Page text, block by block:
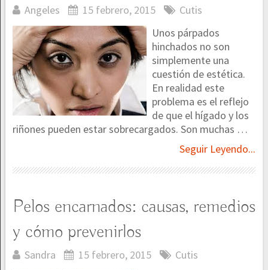
Angeles 15 febrero, 2015
Cutis
Unos párpados
hinchados no son
simplemente una
cuestión de estética.
En realidad este
problema es el reflejo
de que el hígado y los
riñones pueden estar sobrecargados. Son muchas …
Seguir Leyendo...
Pelos encarnados: causas, remedios
y cómo prevenirlos
Sandra 15 febrero, 2015
Cutis